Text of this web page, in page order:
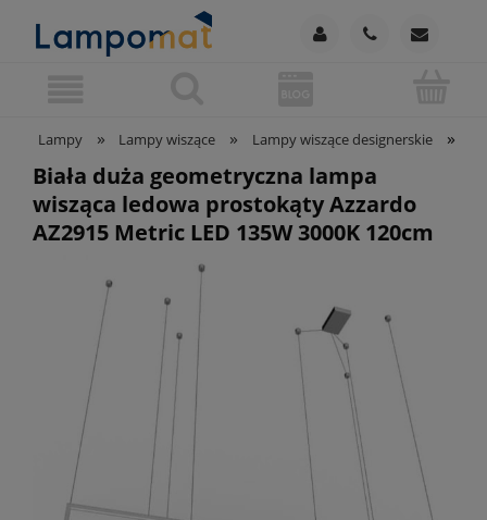
Lampy » Lampy wiszące » Lampy wiszące designerskie »
Biała duża geometryczna lampa
wisząca ledowa prostokąty Azzardo
AZ2915 Metric LED 135W 3000K 120cm